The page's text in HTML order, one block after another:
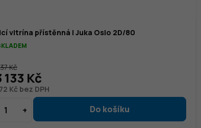
vitrína přístěnná | Juka Oslo 2D/80
Kč bez DPH
Kč
133 Kč